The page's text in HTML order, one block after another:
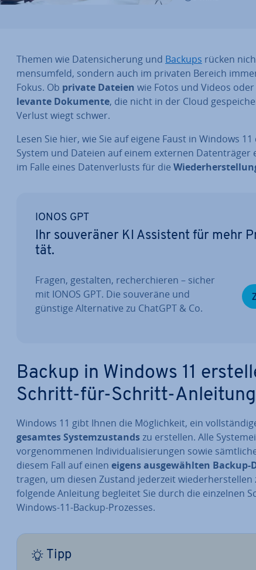
Themen wie Da­ten­si­che­rung und Backups rücken
mens­um­feld, sondern auch im privaten Bereich
Fokus. Ob private Dateien wie Fotos und Videos oder
le­van­te Dokumente, die nicht in der Cloud
Verlust wiegt schwer.
Lesen Sie hier, wie Sie auf eigene Faust in Windows
System und Dateien auf einem externen Da­ten­trä­ger
im Falle eines Da­ten­ver­lusts für die
IONOS GPT
Ihr sou­ve­rä­ner KI Assistent für mehr
tät.
Fragen, gestalten, re­cher­chie­ren – sicher
mit IONOS GPT. Die souveräne und
günstige Al­ter­na­ti­ve zu ChatGPT & Co.
Backup in Windows 11
Schritt-für-Schritt-Anleitung
Windows 11 gibt Ihnen die Mög­lich­keit, ein
gesamtes Sys­tem­zu­standszu erstellen. Alle
vor­ge­nom­me­nen In­di­vi­dua­li­sie­run­gen sowie
diesem Fall auf einen eigens aus­ge­wähl­ten Backup-
tra­gen, um diesen Zustand jederzeit wie­der­her­stel­len
folgende Anleitung begleitet Sie durch die einzelnen
Windows-11-Backup-Prozesses.
Tipp